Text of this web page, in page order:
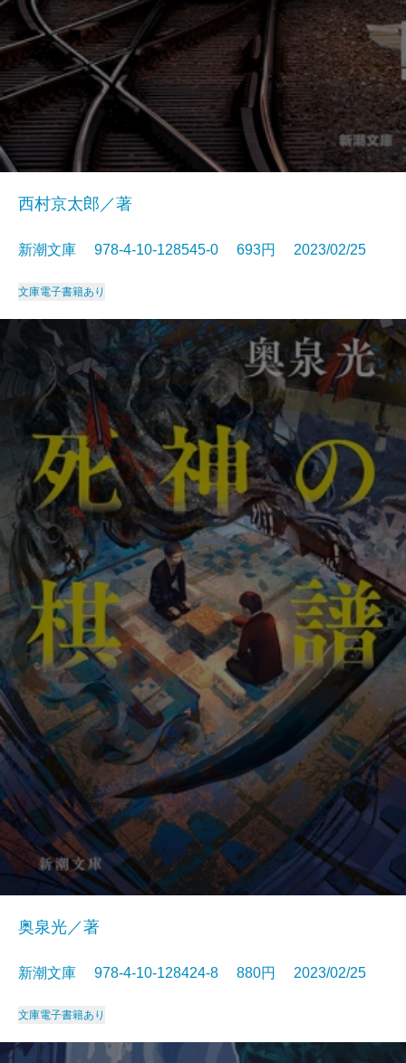
西村京太郎／著
新潮文庫 978-4-10-128545-0 693円 2023/02/25
文庫電子書籍あり
奥泉光／著
新潮文庫 978-4-10-128424-8 880円 2023/02/25
文庫電子書籍あり